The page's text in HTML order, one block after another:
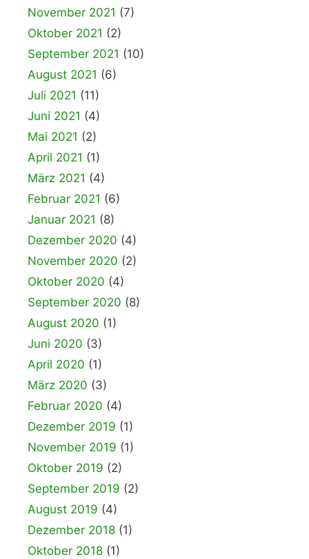
November 2021 (7)
Oktober 2021 (2)
September 2021 (10)
August 2021 (6)
Juli 2021 (11)
Juni 2021 (4)
Mai 2021 (2)
April 2021 (1)
März 2021 (4)
Februar 2021 (6)
Januar 2021 (8)
Dezember 2020 (4)
November 2020 (2)
Oktober 2020 (4)
September 2020 (8)
August 2020 (1)
Juni 2020 (3)
April 2020 (1)
März 2020 (3)
Februar 2020 (4)
Dezember 2019 (1)
November 2019 (1)
Oktober 2019 (2)
September 2019 (2)
August 2019 (4)
Dezember 2018 (1)
Oktober 2018 (1)